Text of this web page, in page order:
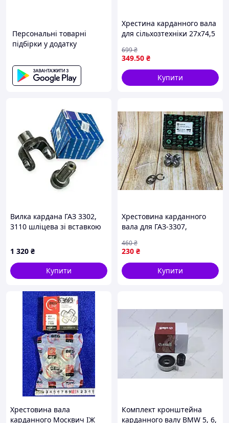
Персональні товарні
підбірки у додатку
Хрестина карданного вала
для сільхозтехніки 27х74,5
Arvik GU-1100
349.50 ₴
699₴
Купити
Вилка кардана ГАЗ 3302,
3110 шліцева зі вставкою
1 320 ₴
Купити
Хрестовина карданного
вала для ГАЗ-3307,
4301-3401440
230 ₴
460₴
Купити
Хрестовина вала
карданного Москвич ІЖ
Комплект кронштейна
карданного валу BMW 5, 6,